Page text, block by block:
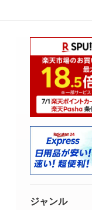
ジャンル